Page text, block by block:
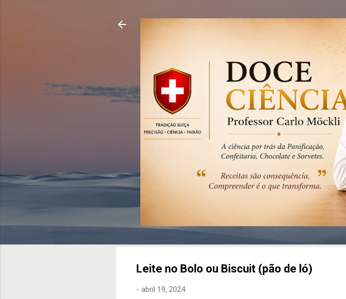
Leite no Bolo ou Biscuit (pão de ló)
- abril 19, 2024